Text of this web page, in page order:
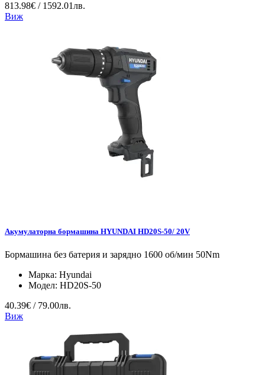
813.98€ / 1592.01лв.
Виж
Акумулаторна бормашина HYUNDAI HD20S-50/ 20V
Бормашина без батерия и зарядно 1600 об/мин 50Nm
Марка: Hyundai
Модел: HD20S-50
40.39€ / 79.00лв.
Виж